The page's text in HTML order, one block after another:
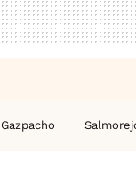
Gazpacho